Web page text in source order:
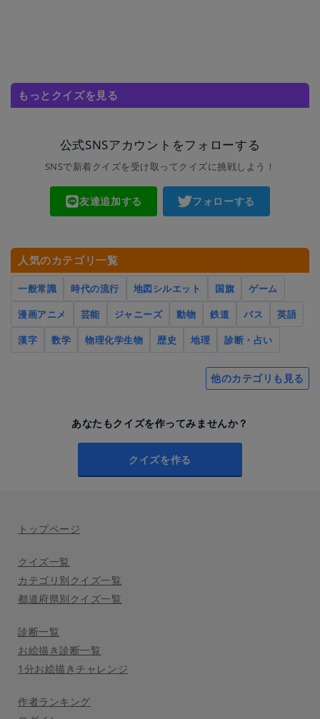
もっとクイズを見る
公式SNSアカウントをフォローする
SNSで新着クイズを受け取ってクイズに挑戦しよう！
友達追加する フォローする
人気のカテゴリ一覧
一般常識 時代の流行 地図シルエット 国旗
ゲーム
漫画アニメ
芸能 ジャニーズ 動物 鉄道 バス
英語
漢字
数学 物理化学生物 歴史 地理 診断・占い
他のカテゴリも見る
あなたもクイズを作ってみませんか？
クイズを作る
トップページ
クイズ一覧
カテゴリ別クイズ一覧
都道府県別クイズ一覧
診断一覧
お絵描き診断一覧
1分お絵描きチャレンジ
作者ランキング